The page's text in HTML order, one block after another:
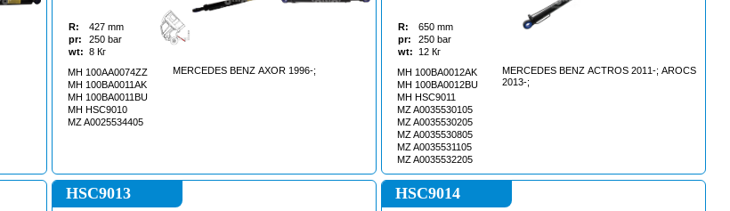
R: 427 mm
pr:
250 bar
wt: 8 Кг
MH 100AA0074ZZ
MH 100BA0011AK
MH 100BA0011BU
MH HSC9010
MZ A0025534405
MERCEDES BENZ AXOR 1996-;
R: 650 mm
pr:
250 bar
wt:
12 Кг
MH 100BA0012AK
MH 100BA0012BU
MH HSC9011
MZ A0035530105
MZ A0035530205
MZ A0035530805
MZ A0035531105
MZ A0035532205
MERCEDES BENZ ACTROS 2011-; AROCS
2013-;
HSC9013 HSC9014